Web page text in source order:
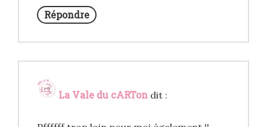
Répondre
La Vale du cARTon dit :